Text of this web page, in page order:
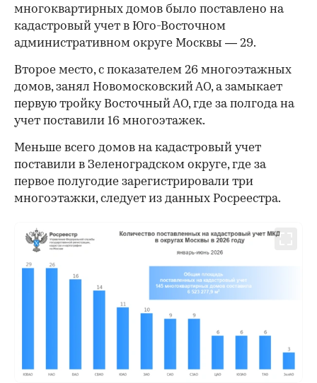
многоквартирных домов было поставлено на
кадастровый учет в Юго-Восточном
административном округе Москвы — 29.
Второе место, с показателем 26 многоэтажных
домов, занял Новомосковский АО, а замыкает
первую тройку Восточный АО, где за полгода на
учет поставили 16 многоэтажек.
Меньше всего домов на кадастровый учет
поставили в Зеленоградском округе, где за
первое полугодие зарегистрировали три
многоэтажки, следует из данных Росреестра.